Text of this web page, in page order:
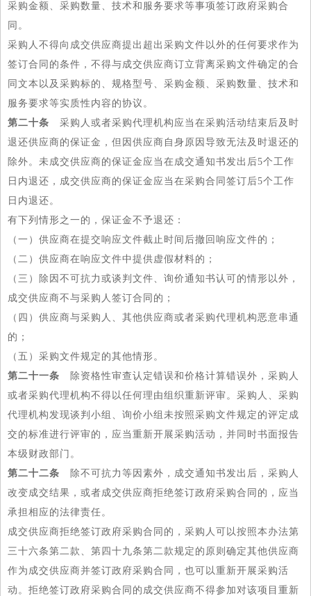
采购金额、采购数量、技术和服务要求等事项签订政府采购合
同。
采购人不得向成交供应商提出超出采购文件以外的任何要求作为
签订合同的条件，不得与成交供应商订立背离采购文件确定的合
同文本以及采购标的、规格型号、采购金额、采购数量、技术和
服务要求等实质性内容的协议。
第二十条 采购人或者采购代理机构应当在采购活动结束后及时
退还供应商的保证金，但因供应商自身原因导致无法及时退还的
除外。未成交供应商的保证金应当在成交通知书发出后5个工作
日内退还，成交供应商的保证金应当在采购合同签订后5个工作
日内退还。
有下列情形之一的，保证金不予退还：
（一）供应商在提交响应文件截止时间后撤回响应文件的；
（二）供应商在响应文件中提供虚假材料的；
（三）除因不可抗力或谈判文件、询价通知书认可的情形以外，
成交供应商不与采购人签订合同的；
（四）供应商与采购人、其他供应商或者采购代理机构恶意串通
的；
（五）采购文件规定的其他情形。
第二十一条 除资格性审查认定错误和价格计算错误外，采购人
或者采购代理机构不得以任何理由组织重新评审。采购人、采购
代理机构发现谈判小组、询价小组未按照采购文件规定的评定成
交的标准进行评审的，应当重新开展采购活动，并同时书面报告
本级财政部门。
第二十二条 除不可抗力等因素外，成交通知书发出后，采购人
改变成交结果，或者成交供应商拒绝签订政府采购合同的，应当
承担相应的法律责任。
成交供应商拒绝签订政府采购合同的，采购人可以按照本办法第
三十六条第二款、第四十九条第二款规定的原则确定其他供应商
作为成交供应商并签订政府采购合同，也可以重新开展采购活
动。拒绝签订政府采购合同的成交供应商不得参加对该项目重新